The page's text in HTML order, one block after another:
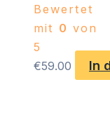
Bewertet
mit 0 von
5
€59.00 In